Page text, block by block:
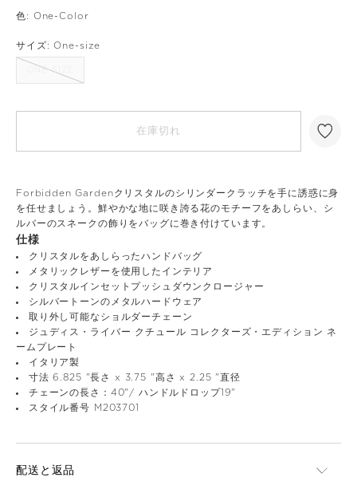
色: One-Color
サイズ: One-size
ONE-SIZE
在庫切れ
Forbidden Gardenクリスタルのシリンダークラッチを手に誘惑に身
を任せましょう。鮮やかな地に咲き誇る花のモチーフをあしらい、シ
ルバーのスネークの飾りをバッグに巻き付けています。
仕様
クリスタルをあしらったハンドバッグ
メタリックレザーを使用したインテリア
クリスタルインセットプッシュダウンクロージャー
シルバートーンのメタルハードウェア
取り外し可能なショルダーチェーン
ジュディス・ライバー クチュール コレクターズ・エディション ネ
ームプレート
イタリア製
寸法 6.825 "長さ x 3.75 "高さ x 2.25 "直径
チェーンの長さ：40"/ ハンドルドロップ19"
スタイル番号 M203701
配送と返品